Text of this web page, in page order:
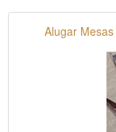
Alugar